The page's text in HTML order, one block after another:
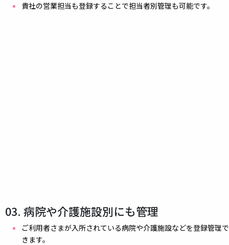
貴社の営業担当も登録することで担当者別管理も可能です。
03. 病院や介護施設別にも管理
ご利用者さまが入所されている病院や介護施設などを登録管理で
きます。